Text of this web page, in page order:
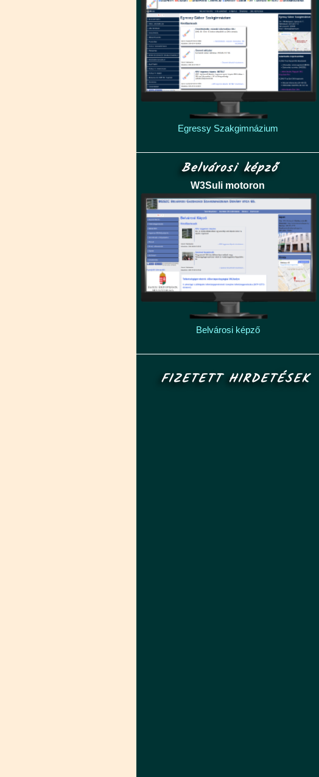
Egressy Szakgimnázium
Belvárosi képző
W3Suli motoron
Belvárosi képző
FIZETETT HIRDETÉSEK